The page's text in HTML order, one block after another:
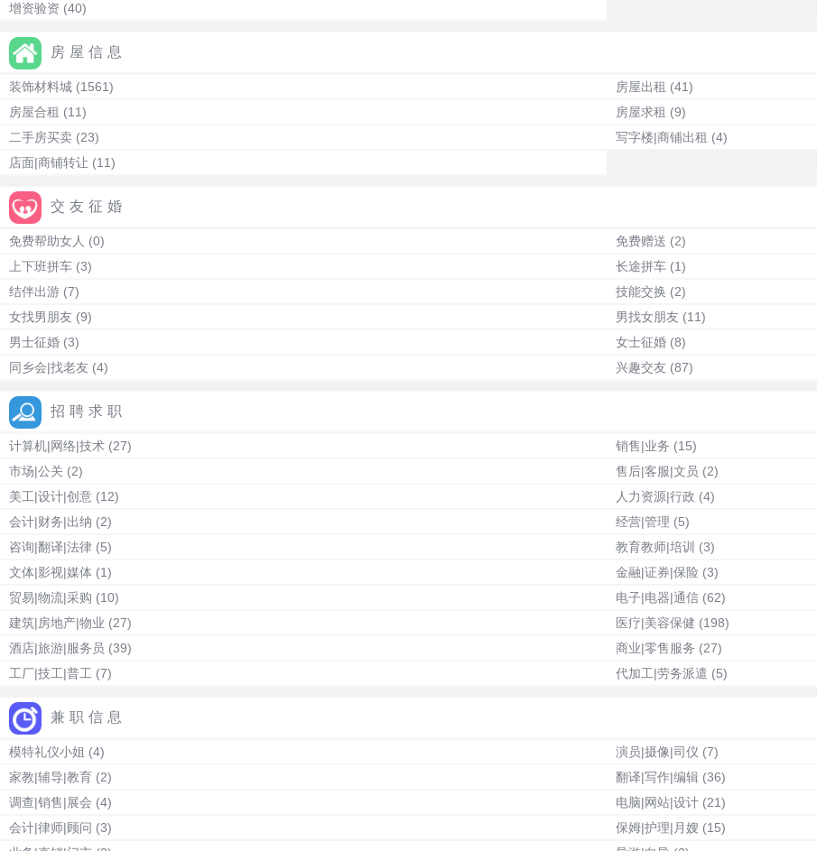
增资验资 (40)
房屋信息
装饰材料城 (1561) 房屋出租 (41)
房屋合租 (11) 房屋求租 (9)
二手房买卖 (23) 写字楼|商铺出租 (4)
店面|商铺转让 (11)
交友征婚
免费帮助女人 (0) 免费赠送 (2)
上下班拼车 (3) 长途拼车 (1)
结伴出游 (7) 技能交换 (2)
女找男朋友 (9) 男找女朋友 (11)
男士征婚 (3) 女士征婚 (8)
同乡会|找老友 (4) 兴趣交友 (87)
招聘求职
计算机|网络|技术 (27) 销售|业务 (15)
市场|公关 (2) 售后|客服|文员 (2)
美工|设计|创意 (12) 人力资源|行政 (4)
会计|财务|出纳 (2) 经营|管理 (5)
咨询|翻译|法律 (5) 教育教师|培训 (3)
文体|影视|媒体 (1) 金融|证券|保险 (3)
贸易|物流|采购 (10) 电子|电器|通信 (62)
建筑|房地产|物业 (27) 医疗|美容保健 (198)
酒店|旅游|服务员 (39) 商业|零售服务 (27)
工厂|技工|普工 (7) 代加工|劳务派遣 (5)
兼职信息
模特礼仪小姐 (4) 演员|摄像|司仪 (7)
家教|辅导|教育 (2) 翻译|写作|编辑 (36)
调查|销售|展会 (4) 电脑|网站|设计 (21)
会计|律师|顾问 (3) 保姆|护理|月嫂 (15)